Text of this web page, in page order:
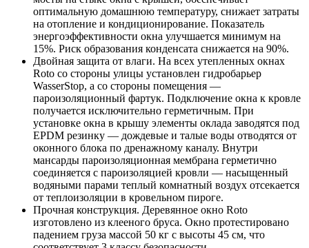
оптимальную домашнюю температуру, снижает затраты
на отопление и кондиционирование. Показатель
энергоэффективности окна улучшается минимум на
15%. Риск образования конденсата снижается на 90%.
Двойная защита от влаги. На всех утепленных окнах
Roto со стороны улицы установлен гидробарьер
WasserStop, а со стороны помещения —
пароизоляционный фартук. Подключение окна к кровле
получается исключительно герметичным. При
установке окна в крышу элементы оклада заводятся под
EPDM резинку — дождевые и талые воды отводятся от
оконного блока по дренажному каналу. Внутри
мансарды пароизоляционная мембрана герметично
соединяется с пароизоляцией кровли — насыщенный
водяными парами теплый комнатный воздух отсекается
от теплоизоляции в кровельном пироге.
Прочная конструкция. Деревянное окно Roto
изготовлено из клееного бруса. Окно протестировано
падением груза массой 50 кг с высоты 45 см, что